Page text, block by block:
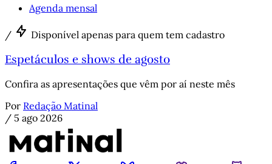
Agenda mensal
/ Disponível apenas para quem tem cadastro
Espetáculos e shows de agosto
Confira as apresentações que vêm por aí neste mês
Por Redação Matinal
/ 5 ago 2026